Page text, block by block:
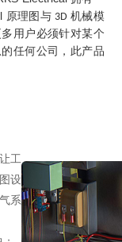
原理图与 3D 机械模
用户必须针对某个
任何公司，此产品
工
设
系